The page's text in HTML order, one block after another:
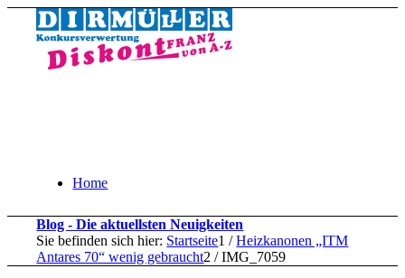
Home
Blog - Die aktuellsten Neuigkeiten
Sie befinden sich hier: Startseite1 / Heizkanonen „ITM
Antares 70“ wenig gebraucht2 / IMG_7059